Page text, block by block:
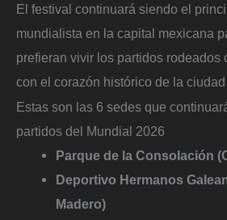
El festival continuará siendo el
mundialista en la capital mexicana
prefieran vivir los partidos rodeados
con el corazón histórico de la
Estas son las 6 sedes que
partidos del Mundial 2026
Parque de la Consolación
Deportivo Hermanos
Madero)